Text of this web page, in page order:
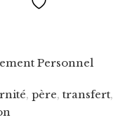
Personnel
, père, transfert,